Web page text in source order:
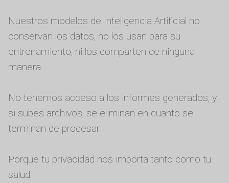
Nuestros modelos de Inteligencia Artificial no
conservan los datos, no los usan para su
entrenamiento, ni los comparten de ninguna
manera.
No tenemos acceso a los informes generados, y
si subes archivos, se eliminan en cuanto se
terminan de procesar.
Porque tu privacidad nos importa tanto como tu
salud.